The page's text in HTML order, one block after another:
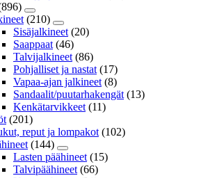
(210)
Sisäjalkineet (20)
Saappaat (46)
Talvijalkineet (86)
Pohjalliset ja nastat (17)
Vapaa-ajan jalkineet (8)
Sandaalit/puutarhakengät (13)
Kenkätarvikkeet (11)
(201)
reput ja lompakot (102)
(144)
Lasten päähineet (15)
Talvipäähineet (66)